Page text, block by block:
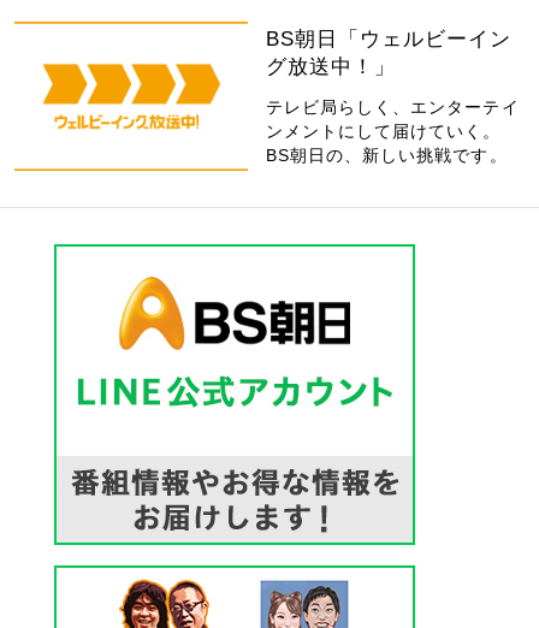
BS朝日「ウェルビーイン
グ放送中！」
テレビ局らしく、エンターテイ
ンメントにして届けていく。
BS朝日の、新しい挑戦です。